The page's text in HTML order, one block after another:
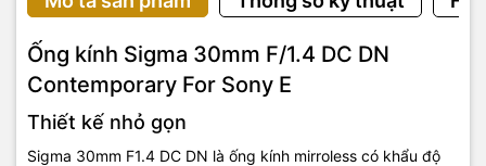
Ống kính Sigma 30mm F/1.4 DC DN
Contemporary For Sony E
Thiết kế nhỏ gọn
Sigma 30mm F1.4 DC DN là ống kính mirroless có khẩu độ